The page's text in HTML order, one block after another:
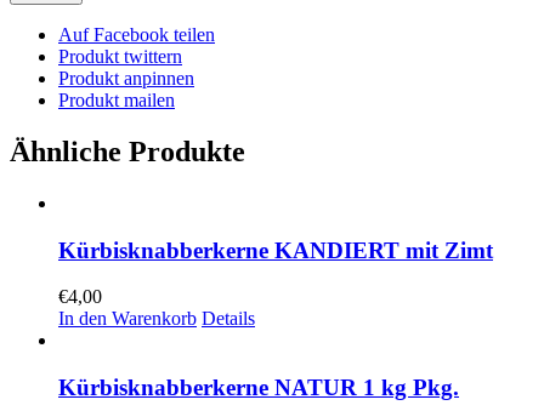
Auf Facebook teilen
Produkt twittern
Produkt anpinnen
Produkt mailen
Ähnliche Produkte
Kürbisknabberkerne KANDIERT mit Zimt
€4,00
In den Warenkorb Details
Kürbisknabberkerne NATUR 1 kg Pkg.